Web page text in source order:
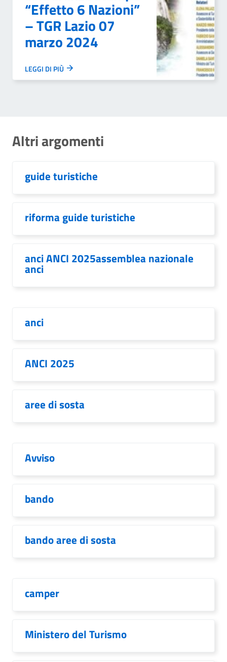
“Effetto 6 Nazioni”
– TGR Lazio 07
marzo 2024
LEGGI DI PIÙ
Altri argomenti
guide turistiche
riforma guide turistiche
anci ANCI 2025assemblea nazionale
anci
anci
ANCI 2025
aree di sosta
Avviso
bando
bando aree di sosta
camper
Ministero del Turismo